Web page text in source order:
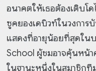
อนาคตให้เธอต้องเติบโ
ซูคยองเดบิวท์ในวงการ
แสดงที่อายุน้อยที่สุดใน
School ผู้ชมอาจคุ้นหน้
ในฐานะหนึ่งในสมาชิก